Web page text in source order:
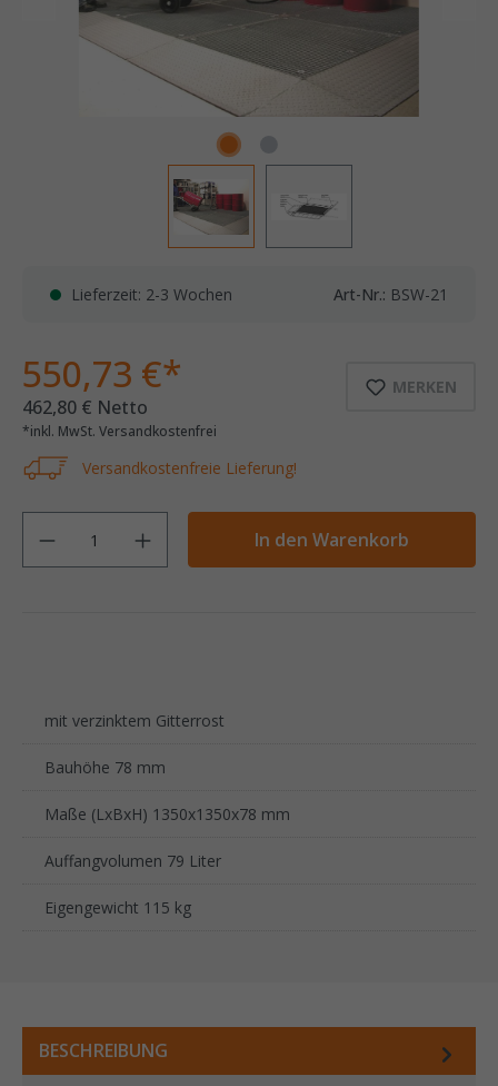
Lieferzeit: 2-3 Wochen Art-Nr.: BSW-21
MERKEN
550,73 €*
462,80 € Netto
*inkl. MwSt. Versandkostenfrei
Versandkostenfreie Lieferung!
In den Warenkorb
‌mit verzinktem Gitterrost
Bauhöhe 78 mm
Maße (LxBxH) 1350x1350x78 mm
Auffangvolumen 79 Liter
Eigengewicht 115 kg
BESCHREIBUNG